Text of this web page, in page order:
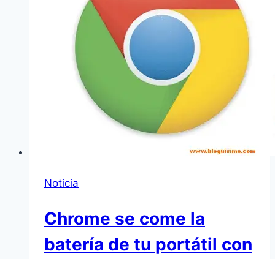
Noticia
Chrome se come la
batería de tu portátil con